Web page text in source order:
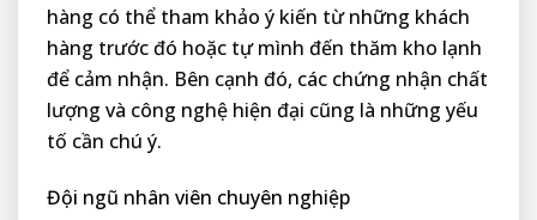
hàng có thể tham khảo ý kiến từ những khách
hàng trước đó hoặc tự mình đến thăm kho lạnh
để cảm nhận. Bên cạnh đó, các chứng nhận chất
lượng và công nghệ hiện đại cũng là những yếu
tố cần chú ý.
Đội ngũ nhân viên chuyên nghiệp